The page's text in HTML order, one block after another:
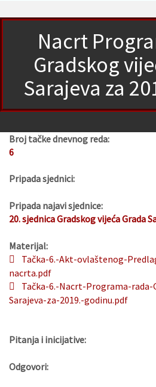
Nacrt
Gradskog
Sarajeva za
Broj tačke dnevnog reda:
6
Pripada sjednici:
Pripada najavi sjednice:
20. sjednica Gradskog vijeća Grada
Materijal:
Tačka-6.-Akt-ovlaštenog-
nacrta.pdf
Tačka-6.-Nacrt-Programa-rada-
Sarajeva-za-2019.-godinu.pdf
Pitanja i inicijative:
Odgovori: